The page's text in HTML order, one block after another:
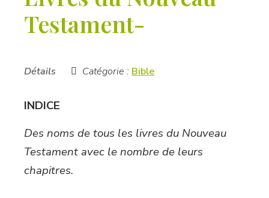
Testament-
Détails Catégorie : Bible
INDICE
Des noms de tous les livres du Nouveau
Testament avec le nombre de leurs
chapitres.